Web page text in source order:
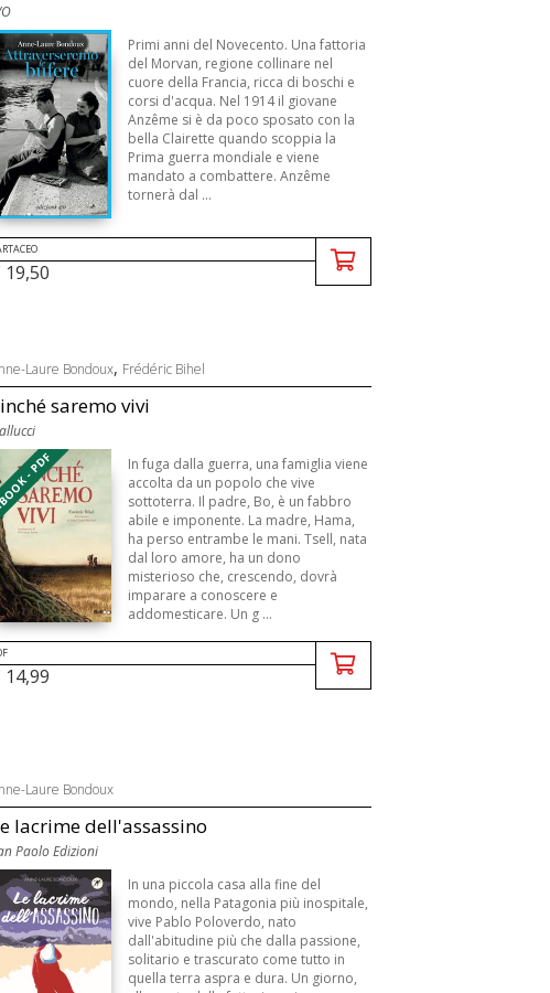
Primi anni del Novecento. Una fattoria
del Morvan, regione collinare nel
cuore della Francia, ricca di boschi e
corsi d'acqua. Nel 1914 il giovane
Anzême si è da poco sposato con la
bella Clairette quando scoppia la
Prima guerra mondiale e viene
mandato a combattere. Anzême
tornerà dal ...
19,50
Laure Bondoux, Frédéric Bihel
saremo vivi
- PDF
In fuga dalla guerra, una famiglia viene
accolta da un popolo che vive
sottoterra. Il padre, Bo, è un fabbro
abile e imponente. La madre, Hama,
ha perso entrambe le mani. Tsell, nata
dal loro amore, ha un dono
misterioso che, crescendo, dovrà
imparare a conoscere e
addomesticare. Un g ...
14,99
Laure Bondoux
lacrime dell'assassino
Paolo Edizioni
In una piccola casa alla fine del
mondo, nella Patagonia più inospitale,
vive Pablo Poloverdo, nato
dall'abitudine più che dalla passione,
solitario e trascurato come tutto in
quella terra aspra e dura. Un giorno,